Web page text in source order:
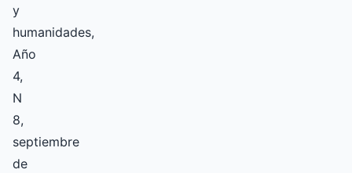
y
humanidades,
Año
4,
N
8,
septiembre
de